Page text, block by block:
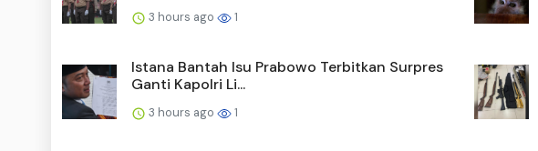
3 hours ago 1
Istana Bantah Isu Prabowo Terbitkan Surpres
Ganti Kapolri Li...
3 hours ago 1